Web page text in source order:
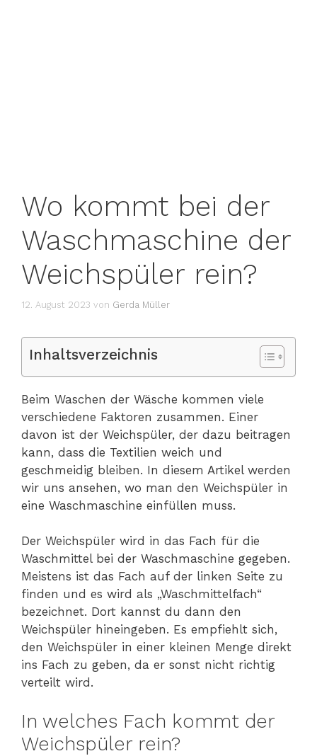
Wo kommt bei der
Waschmaschine der
Weichspüler rein?
12. August 2023 von Gerda Müller
Inhaltsverzeichnis
Beim Waschen der Wäsche kommen viele
verschiedene Faktoren zusammen. Einer
davon ist der Weichspüler, der dazu beitragen
kann, dass die Textilien weich und
geschmeidig bleiben. In diesem Artikel werden
wir uns ansehen, wo man den Weichspüler in
eine Waschmaschine einfüllen muss.
Der Weichspüler wird in das Fach für die
Waschmittel bei der Waschmaschine gegeben.
Meistens ist das Fach auf der linken Seite zu
finden und es wird als „Waschmittelfach“
bezeichnet. Dort kannst du dann den
Weichspüler hineingeben. Es empfiehlt sich,
den Weichspüler in einer kleinen Menge direkt
ins Fach zu geben, da er sonst nicht richtig
verteilt wird.
In welches Fach kommt der
Weichspüler rein?